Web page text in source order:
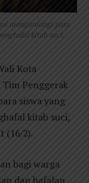
mengunjungi para
kitab suci.
Kota
Tim Penggerak
siswa yang
kitab suci,
(16/2).
bagi warga
dan hafalan